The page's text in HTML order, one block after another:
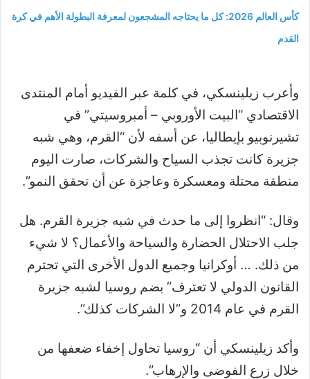
كأس العالم 2026: كل ما يحتاجه المشجعون لمعرفة البطولة الأهم في كرة
القدم
وأعرب زيلينسكي، في كلمة عبر الفيديو أمام المنتدى
الاقتصادي “البيت الأوروبي – أمبروسيتي” في
تشيرنوبيو بإيطاليا، عن أسفه لأن “القرم، وهي شبه
جزيرة كانت تجذب السياح والشركات، صارت اليوم
منطقة محتلة ومعسكرة وعاجزة عن أن تحقق النمو”.
وقال: “انظروا إلى ما حدث في شبه جزيرة القرم. هل
جلب الاحتلال الحضارة والسياحة والأعمال؟ لا شيء
من ذلك. … أوكرانيا وجميع الدول الأخرى التي تحترم
القانون الدولي لا تعترف” بضم روسيا لشبه جزيرة
القرم في عام 2014 و”لا الشركات كذلك”.
وأكد زيلينسكي أن “روسيا تحاول إخفاء ضعفها من
خلال زرع الفوضى والإرهاب”.